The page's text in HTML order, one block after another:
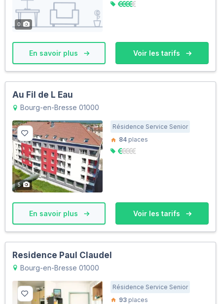
0
En savoir plus Voir les tarifs
Au Fil de L Eau
Bourg-en-Bresse 01000
5
Résidence Service Senior
84 places
En savoir plus Voir les tarifs
Residence Paul Claudel
Bourg-en-Bresse 01000
Résidence Service Senior
93 places